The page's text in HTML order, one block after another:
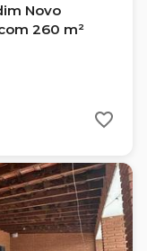
Novo
260 m²